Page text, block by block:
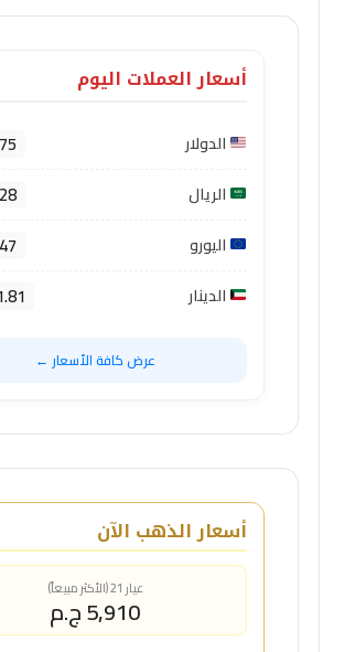
أسعار العملات اليوم
الدولار
الريال
اليورو
الدينار
عرض كافة الأسعار ←
أسعار الذهب الآن
عيار 21 (الأكثر مبيعاً)
5,910 ج.م